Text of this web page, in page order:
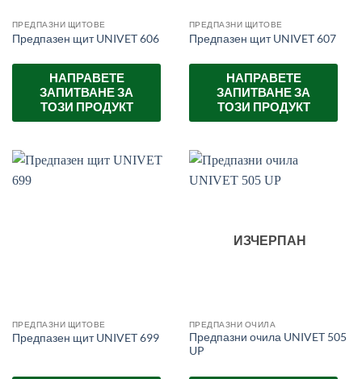
ПРЕДПАЗНИ ЩИТОВЕ
Предпазен щит UNIVET 606
НАПРАВЕТЕ
ЗАПИТВАНЕ ЗА
ТОЗИ ПРОДУКТ
ПРЕДПАЗНИ ЩИТОВЕ
Предпазен щит UNIVET 607
НАПРАВЕТЕ
ЗАПИТВАНЕ ЗА
ТОЗИ ПРОДУКТ
ПРЕДПАЗНИ ЩИТОВЕ
Предпазен щит UNIVET 699
ИЗЧЕРПАН
ПРЕДПАЗНИ ОЧИЛА
Предпазни очила UNIVET 505
UP